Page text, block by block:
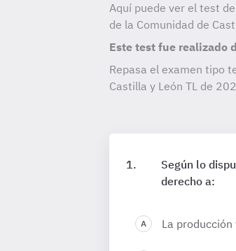
Aquí puede ver el test
de la Comunidad de
Este test fue realizado
Repasa el examen tipo
Castilla y León TL de
Según lo
derecho a:
La